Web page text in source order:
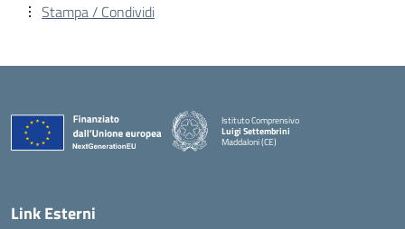
Stampa / Condividi
Istituto Comprensivo
Luigi Settembrini
Maddaloni (CE)
Link Esterni